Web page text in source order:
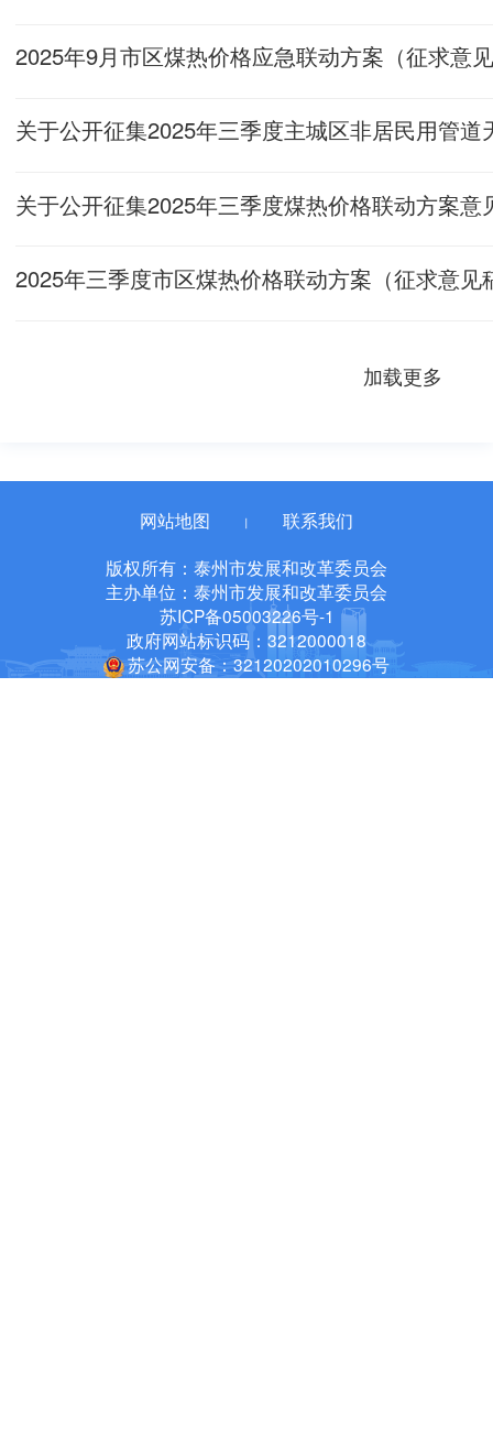
2025年9月市区煤热价格应急联动方案（征求意
2025年三季度市区煤热价格联动方案（征求意见
加载更多
网站地图 丨
联系我们
版权所有：泰州市发展和改革委员会
主办单位：泰州市发展和改革委员会
苏ICP备05003226号-1
政府网站标识码：3212000018
苏公网安备：32120202010296号